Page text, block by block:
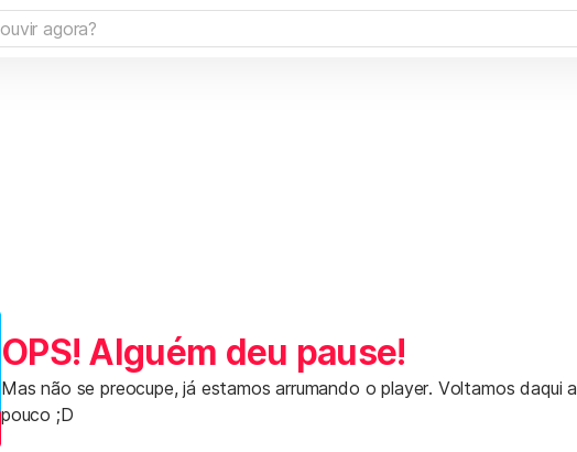
OPS! Alguém deu pause!
Mas não se preocupe, já estamos arrumando o player. Voltamos daqui a
pouco ;D